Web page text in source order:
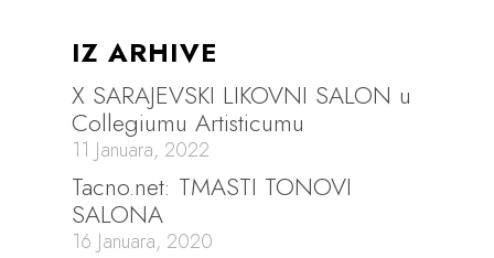
IZ ARHIVE
X SARAJEVSKI LIKOVNI SALON u
Collegiumu Artisticumu
11 Januara, 2022
Tacno.net: TMASTI TONOVI
SALONA
16 Januara, 2020